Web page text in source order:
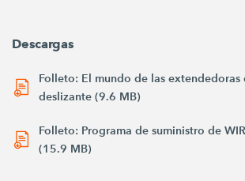
Descargas
Folleto: El mundo de las extendedoras
deslizante (9.6 MB)
Folleto: Programa de suministro de
(15.9 MB)